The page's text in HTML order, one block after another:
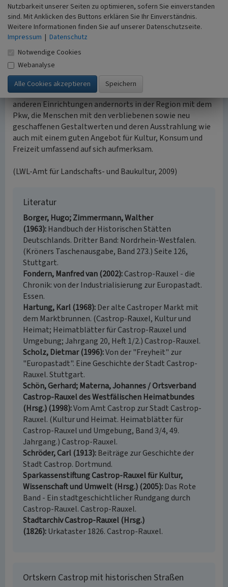
Münsterstraße und der Straße „Im Ort“.
Die weitere Entwicklung der Innenstadt Castrop hat
infolgedessen die historischen Abgrenzungen des Ortes
verlassen und in Teilen nach Süden und Westen weit
übersprungen. Der Stadtkern als Teil der Innenstadt von
Castrop macht, angesichts der guten Erreichbarkeit von
anderen Einrichtungen andernorts in der Region mit dem
Pkw, die Menschen mit den verbliebenen sowie neu
geschaffenen Gestaltwerten und deren Ausstrahlung wie
auch mit einem guten Angebot für Kultur, Konsum und
Freizeit umfassend auf sich aufmerksam.
(LWL-Amt für Landschafts- und Baukultur, 2009)
Literatur
Borger, Hugo; Zimmermann, Walther
(1963) Handbuch der Historischen Stätten
Deutschlands. Dritter Band: Nordrhein-Westfalen.
(Kröners Taschenausgabe, Band 273.) Seite 126,
Stuttgart.
Fondern, Manfred van (2002) Castrop-Rauxel - die
Chronik: von der Industrialisierung zur Europastadt.
Essen.
Hartung, Karl (1968) Der alte Castroper Markt mit
dem Marktbrunnen. (Castrop-Rauxel, Kultur und
Heimat; Heimatblätter für Castrop-Rauxel und
Umgebung; Jahrgang 20, Heft 1/2.) Castrop-Rauxel.
Scholz, Dietmar (1996) Von der "Freyheit" zur
"Europastadt". Eine Geschichte der Stadt Castrop-
Rauxel. Stuttgart.
Schön, Gerhard; Materna, Johannes / Ortsverband
Castrop-Rauxel des Westfälischen Heimatbundes
(Hrsg.) (1998) Vom Amt Castrop zur Stadt Castrop-
Rauxel. (Kultur und Heimat. Heimatblätter für
Castrop-Rauxel und Umgebung, Band 3/4, 49.
Jahrgang.) Castrop-Rauxel.
Schröder, Carl (1913) Beiträge zur Geschichte der
Stadt Castrop. Dortmund.
Sparkassenstiftung Castrop-Rauxel für Kultur,
Wissenschaft und Umwelt (Hrsg.) (2005) Das Rote
Band - Ein stadtgeschichtlicher Rundgang durch
Castrop-Rauxel. Castrop-Rauxel.
Stadtarchiv Castrop-Rauxel (Hrsg.)
(1826) Urkataster 1826. Castrop-Rauxel.
Ortskern Castrop mit historischen Straßen
Nutzbarkeit unserer Seiten zu optimieren, sofern Sie einverstanden
sind. Mit Anklicken des Buttons erklären Sie Ihr Einverständnis.
Weitere Informationen finden Sie auf unserer Datenschutzseite.
Impressum | Datenschutz
Notwendige Cookies
Webanalyse